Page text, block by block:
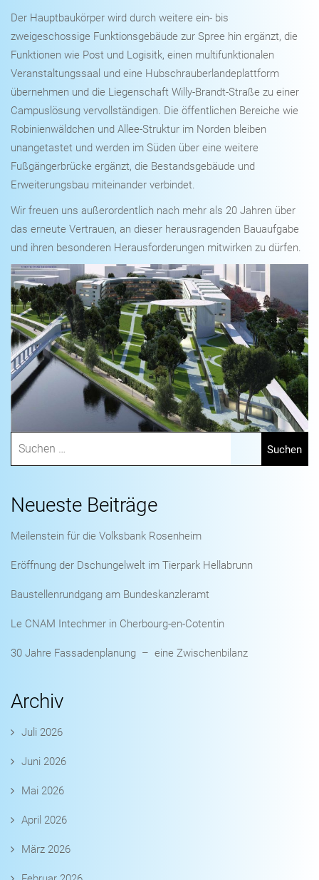
Der Hauptbaukörper wird durch weitere ein- bis
zweigeschossige Funktionsgebäude zur Spree hin ergänzt, die
Funktionen wie Post und Logisitk, einen multifunktionalen
Veranstaltungssaal und eine Hubschrauberlandeplattform
übernehmen und die Liegenschaft Willy-Brandt-Straße zu einer
Campuslösung vervollständigen. Die öffentlichen Bereiche wie
Robinienwäldchen und Allee-Struktur im Norden bleiben
unangetastet und werden im Süden über eine weitere
Fußgängerbrücke ergänzt, die Bestandsgebäude und
Erweiterungsbau miteinander verbindet.
Wir freuen uns außerordentlich nach mehr als 20 Jahren über
das erneute Vertrauen, an dieser herausragenden Bauaufgabe
und ihren besonderen Herausforderungen mitwirken zu dürfen.
Neueste Beiträge
Meilenstein für die Volksbank Rosenheim
Eröffnung der Dschungelwelt im Tierpark Hellabrunn
Baustellenrundgang am Bundeskanzleramt
Le CNAM Intechmer in Cherbourg-en-Cotentin
30 Jahre Fassadenplanung – eine Zwischenbilanz
Archiv
Juli 2026
Juni 2026
Mai 2026
April 2026
März 2026